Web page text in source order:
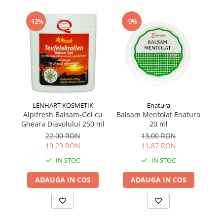
-12%
LENHART KOSMETIK
Alpifresh Balsam-Gel cu
Gheara Diavolului 250 ml
22,00 RON
19,29 RON
IN STOC
ADAUGA IN COS
-9%
Enatura
Balsam Mentolat Enatura
20 ml
13,00 RON
11,87 RON
IN STOC
ADAUGA IN COS